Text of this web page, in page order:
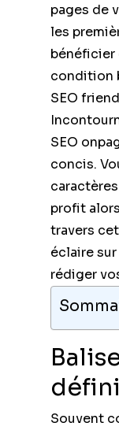
pages de
les
bénéficier
condition
SEO
SEO
concis.
profit
travers
éclaire
rédiger
Souvent